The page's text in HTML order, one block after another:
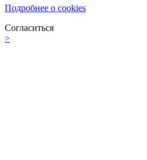
Подробнее о cookies
Согласиться
>